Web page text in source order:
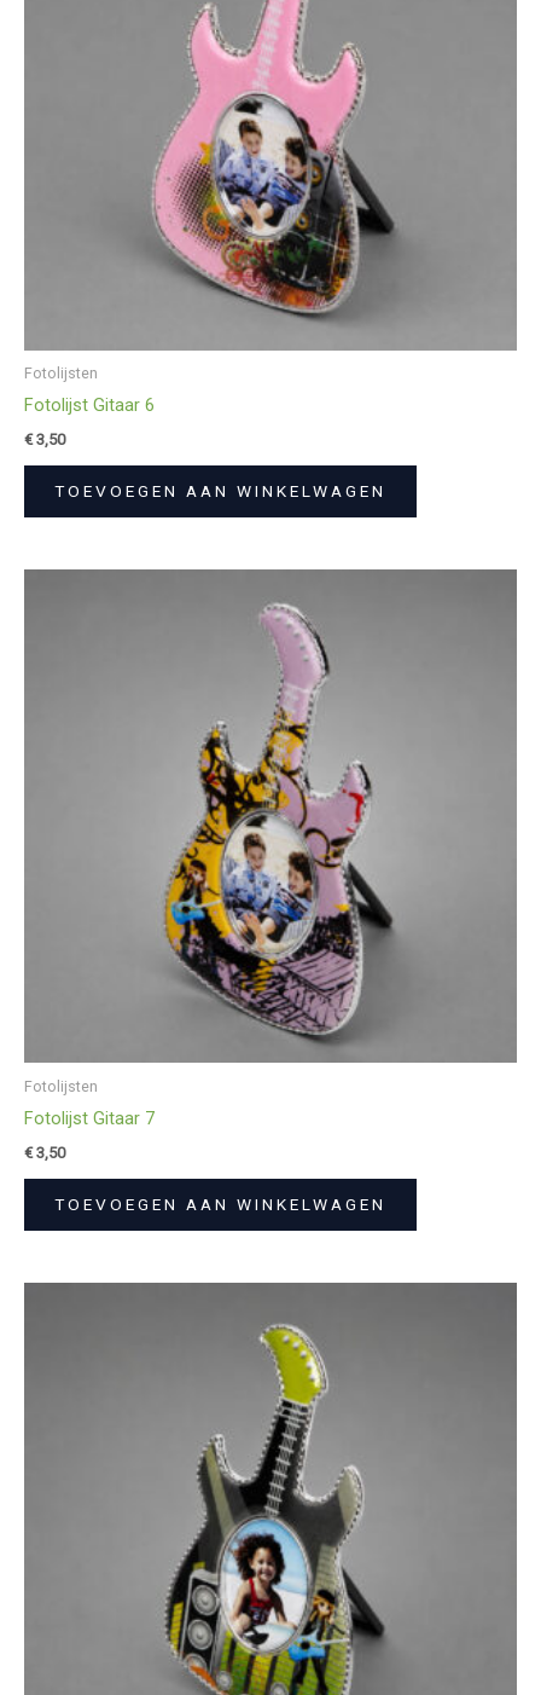
Fotolijsten
Fotolijst Gitaar 6
€3,50
TOEVOEGEN AAN WINKELWAGEN
Fotolijsten
Fotolijst Gitaar 7
€3,50
TOEVOEGEN AAN WINKELWAGEN